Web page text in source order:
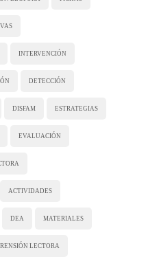
INTERVENCIÓN
DETECCIÓN
DISFAM ESTRATEGIAS
EVALUACIÓN
ACTIVIDADES
DEA MATERIALES
LECTORA